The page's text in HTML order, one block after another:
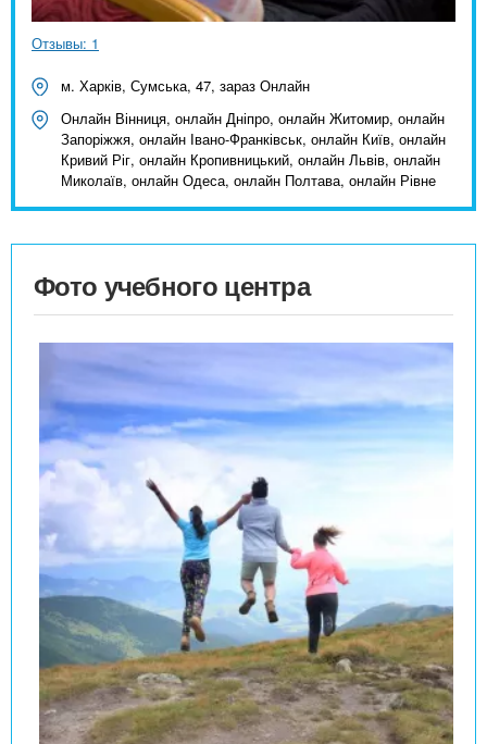
Отзывы: 1
м. Харків, Сумська, 47, зараз Онлайн
Онлайн Вінниця, онлайн Дніпро, онлайн Житомир, онлайн
Запоріжжя, онлайн Івано-Франківськ, онлайн Київ, онлайн
Кривий Ріг, онлайн Кропивницький, онлайн Львів, онлайн
Миколаїв, онлайн Одеса, онлайн Полтава, онлайн Рівне
Фото учебного центра